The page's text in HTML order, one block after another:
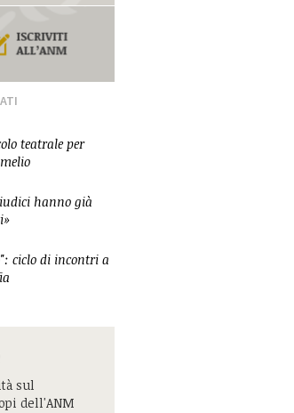
teatrale per
hanno già
ciclo di incontri a
sul
dell'ANM